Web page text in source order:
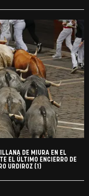
DE MIURA EN EL
EL ÚLTIMO ENCIERRO DE
URDIROZ (1)